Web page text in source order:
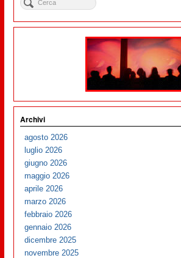
Archivi
agosto 2026
luglio 2026
giugno 2026
maggio 2026
aprile 2026
marzo 2026
febbraio 2026
gennaio 2026
dicembre 2025
novembre 2025